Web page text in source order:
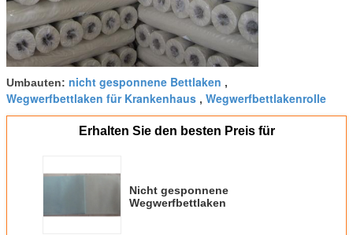
Umbauten: nicht gesponnene Bettlaken ,
Wegwerfbettlaken für Krankenhaus , Wegwerfbettlakenrolle
Erhalten Sie den besten Preis für
Nicht gesponnene
Wegwerfbettlaken